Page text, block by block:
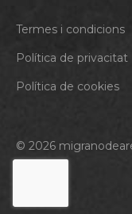
© 2026
Termes i condicions
Política de privacitat
Política de cookies